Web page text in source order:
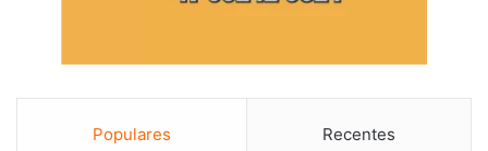
Populares Recentes